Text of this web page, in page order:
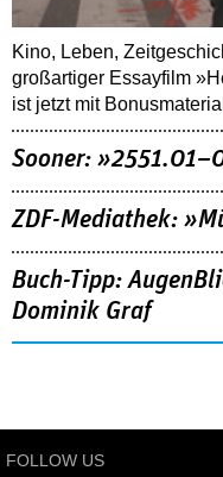
Kino, Leben,
großartiger Essayfilm
ist jetzt mit
Sooner:
ZDF-Mediathek:
Buch-Tipp:
Dominik Graf
FOLLOW US